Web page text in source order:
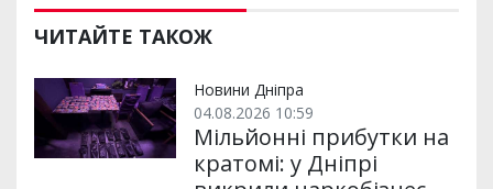
и
р
и
и
e
b
o
k
t
t
e
i
l
e
m p
ЧИТАЙТЕ ТАКОЖ
Новини Дніпра
04.08.2026 10:59
Мільйонні прибутки на
кратомі: у Дніпрі